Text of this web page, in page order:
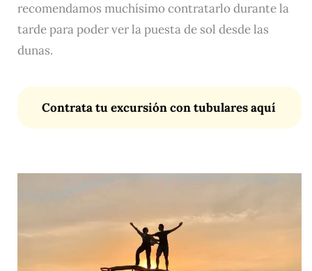
recomendamos muchísimo contratarlo durante la
tarde para poder ver la puesta de sol desde las
dunas.
Contrata tu excursión con tubulares aquí